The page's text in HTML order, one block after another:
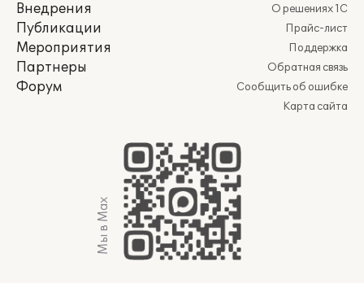
Внедрения
Публикации
Мероприятия
Партнеры
Форум
О решениях 1С
Прайс-лист
Поддержка
Обратная связь
Сообщить об ошибке
Карта сайта
Мы в Max